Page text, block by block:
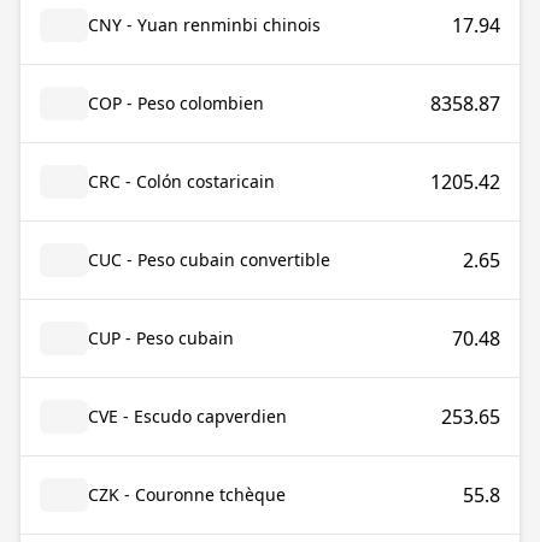
CNY - Yuan renminbi chinois 17.94
COP - Peso colombien 8358.87
CRC - Colón costaricain 1205.42
CUC - Peso cubain convertible 2.65
CUP - Peso cubain 70.48
CVE - Escudo capverdien 253.65
CZK - Couronne tchèque 55.8